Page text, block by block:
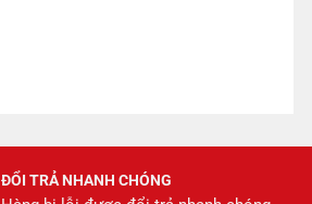
ĐỔI TRẢ NHANH CHÓNG